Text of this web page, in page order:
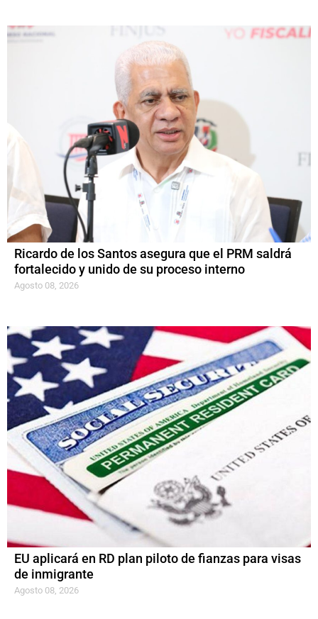
Ricardo de los Santos asegura que el PRM saldrá
fortalecido y unido de su proceso interno
Agosto 08, 2026
EU aplicará en RD plan piloto de fianzas para visas
de inmigrante
Agosto 08, 2026